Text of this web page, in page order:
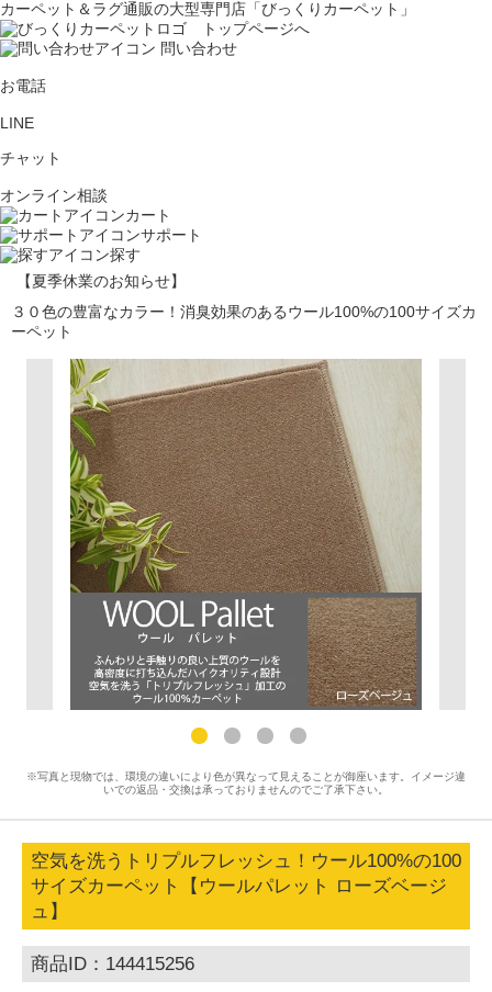
カーペット＆ラグ通販の大型専門店「びっくりカーペット」
問い合わせ
お電話
LINE
チャット
オンライン相談
カート
サポート
探す
【夏季休業のお知らせ】
３０色の豊富なカラー！消臭効果のあるウール100%の100サイズカ
ーペット
※写真と現物では、環境の違いにより色が異なって見えることが御座います。イメージ違
いでの返品・交換は承っておりませんのでご了承下さい。
空気を洗うトリプルフレッシュ！ウール100%の100
サイズカーペット【ウールパレット ローズベージ
ュ】
商品ID：144415256